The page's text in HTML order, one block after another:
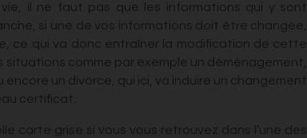
il ne faut pas que les informations qui y sont
si une de vos informations doit être changée,
ce qui va donc entraîner la modification de cette
comme par exemple un déménagement,
encore un divorce, qui ici, va induire un changement
certificat.
carte grise si vous vous retrouvez dans l’une des